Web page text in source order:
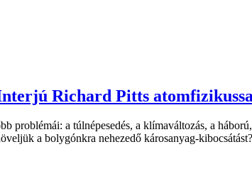
Richard Pitts
a túlnépesedés, a klímaváltozás, a
a bolygónkra nehezedő károsanyag-